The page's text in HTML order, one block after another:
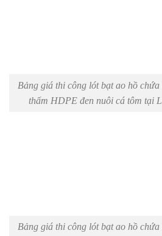
Bảng giá thi công lót bạt ao hồ
thấm HDPE đen nuôi cá tôm tại
Bảng giá thi công lót bạt ao hồ